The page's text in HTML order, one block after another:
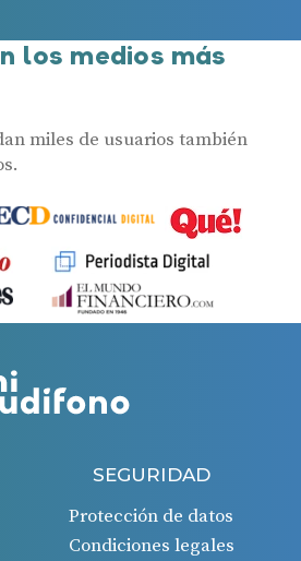
los medios más
miles de usuarios también
SEGURIDAD
Protección de datos
Condiciones legales